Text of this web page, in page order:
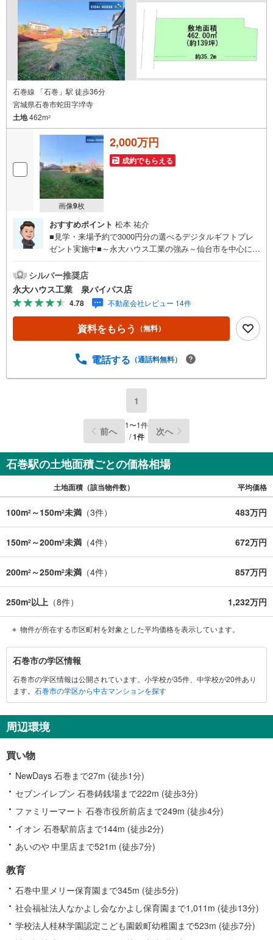
石巻線 「石巻」駅 徒歩36分
宮城県石巻市蛇田字埣寺
土地462m2
画像9枚
2,000万円
成約でもらえる
おすすめポイント 松本 祐介
■見学・来場予約で3000円分の選べるデジタルギフトプレ
ゼント実施中■～永大ハウス工業の強み～仙台市を中心に宮
く2つに分けてご紹介！1.＜豊富な不動産知識＞戸建・マン
ション・土地...と種別を問わず不動産を取り扱っておりま
す。更に教育施設や商業施設、子育て環境や行政などの地
域情報を総合し、お客様により良い物件選びをして頂ける
よう、しっかりとサポートさせて頂きます。2.＜経験豊富
なスタッフ＞当社では【購入】【売却】【引っ越し】【リ
購入時に気になる住宅ローン各種税金についても、誠心誠
備！お子様連れのご家族様で是非お越しください。営業時
り）現地のご案内も可能ですので、どうぞお気軽にお問い
合わせください！
シルバー推奨店
永大ハウス工業 泉バイパス店
4.78 不動産会社レビュー 14件
資料をもらう （無料）
電話する （通話料無料）
1
前へ 1〜1件
/1件 次へ
石巻駅の土地面積ごとの価格相場
土地面積（該当物件数） 平均価格
100m2 ～150m2未満 （3件） 483万円
150m2 ～200m2未満 （4件） 672万円
200m2 ～250m2未満 （4件） 857万円
250m2以上 （8件） 1,232万円
物件が所在する市区町村を対象とした平均価格を表示しています。
石
巻
市
に
す
る
報
石巻市の学区情報
石巻市の学区情報は公開されています。小学校が35件、中学校が20件あり
ます。 石巻市の学区から中古マンションを探す
周辺環境
買い物
NewDays 石巻まで27m (徒歩1分)
セブンイレブン 石巻鋳銭場まで222m (徒歩3分)
ファミリーマート 石巻市役所前店まで249m (徒歩4分)
イオン 石巻駅前店まで144m (徒歩2分)
あいのや 中里店まで521m (徒歩7分)
教育
石巻中里メリー保育園まで345m (徒歩5分)
社会福祉法人なかよし会なかよし保育園まで1,011m (徒歩13分)
学校法人桂林学園認定こども園穀町幼稚園まで523m (徒歩7分)